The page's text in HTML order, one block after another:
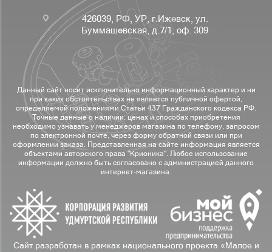
426039, РФ, УР, г.Ижевск, ул.
Буммашевская, д.7/1, оф. 309
Данный сайт носит исключительно информационный характер и ни
при каких обстоятельствах не является публичной офертой,
определяемой положениями Статьи 437 Гражданского кодекса РФ.
Точные данные о наличии, ценах и способах приобретения
необходимо узнавать у менеджеров магазина по телефону, запросом
по электронной почте, через форму обратной связи или при
оформлении заказа. Представленная на сайте информация является
объектами авторского права "Крионика". Любое использование
информации должно быть согласовано с администрацией данного
интернет-магазина.
Сайт разработан в рамках национального проекта «Малое и